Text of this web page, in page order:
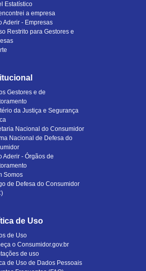
Estatístico
a empresa
Aderir - Empresas
Restrito para Gestores e
Gestores e de
da Justiça e Segurança
Nacional do Consumidor
Nacional de Defesa do
Aderir - Órgãos de
Somos
de Defesa do Consumidor
de Uso
de Uso
o Consumidor.gov.br
de uso
de Uso de Dados Pessoais